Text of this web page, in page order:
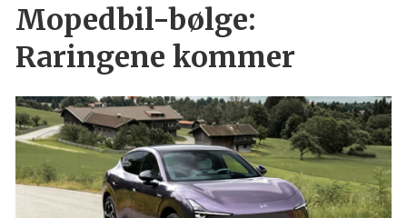
Mopedbil-bølge:
Raringene kommer